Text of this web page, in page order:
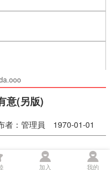
意(另版)
者：管理員 1970-01-01
加入 我的